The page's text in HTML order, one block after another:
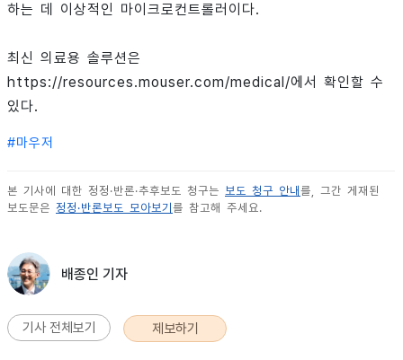
하는 데 이상적인 마이크로컨트롤러이다.
최신 의료용 솔루션은
https://resources.mouser.com/medical/에서 확인할 수
있다.
#마우저
본 기사에 대한 정정·반론·추후보도 청구는 보도 청구 안내 를, 그간 게재된
보도문은 정정·반론보도 모아보기 를 참고해 주세요.
배종인 기자
기사 전체보기 제보하기